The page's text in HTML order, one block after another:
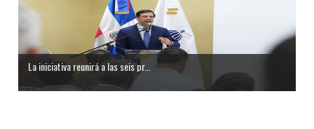
La iniciativa reunirá a las seis pr...